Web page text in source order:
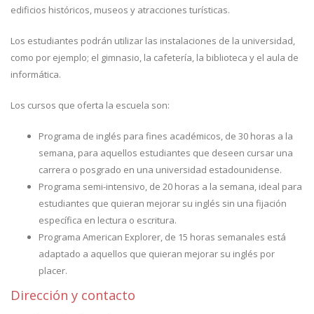
edificios históricos, museos y atracciones turísticas.
Los estudiantes podrán utilizar las instalaciones de la universidad,
como por ejemplo; el gimnasio, la cafetería, la biblioteca y el aula de
informática.
Los cursos que oferta la escuela son:
Programa de inglés para fines académicos, de 30 horas a la
semana, para aquellos estudiantes que deseen cursar una
carrera o posgrado en una universidad estadounidense.
Programa semi-intensivo, de 20 horas a la semana, ideal para
estudiantes que quieran mejorar su inglés sin una fijación
específica en lectura o escritura.
Programa American Explorer, de 15 horas semanales está
adaptado a aquellos que quieran mejorar su inglés por
placer.
Dirección y contacto